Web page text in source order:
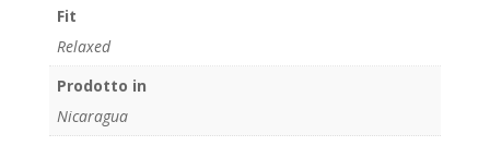
Fit
Relaxed
Prodotto in
Nicaragua